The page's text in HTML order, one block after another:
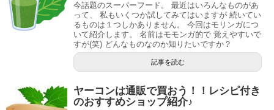
今話題のスーパーフード。 最近はいろんなものがあ
って、 私もいくつか試してみてはいますが 続いてい
るものは１つしかありません。 今回はモリンガにつ
いて紹介します。 名前はモモンガ的で 覚えやすいで
すが(笑) どんなものなのか知りたいですか？
記事を読む
ヤーコンは通販で買おう！！レシピ付き
のおすすめショップ紹介♪